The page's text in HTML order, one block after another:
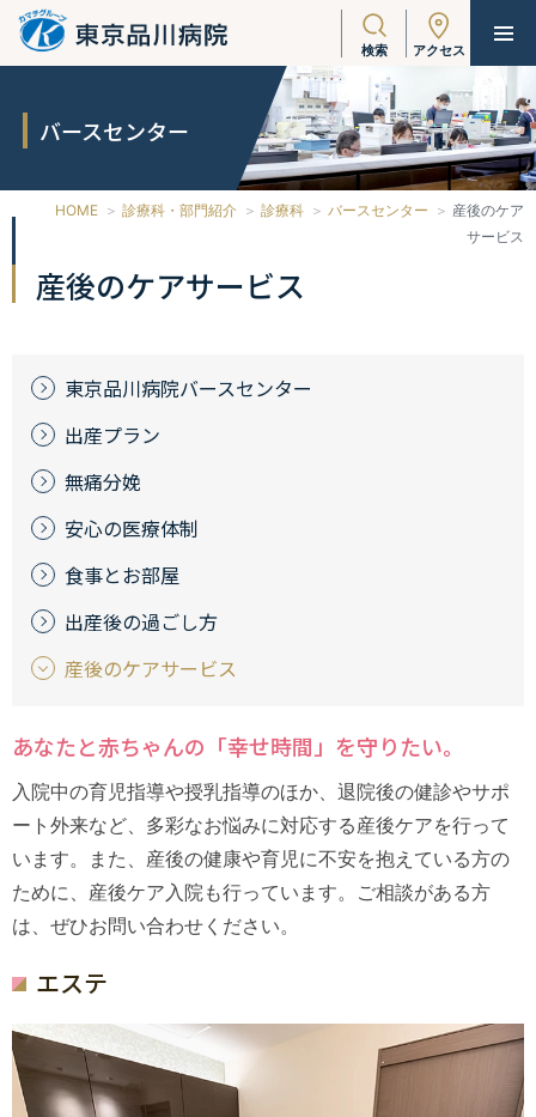
検索 アクセス
バースセンター
HOME 診療科・部門紹介 診療科 バースセンター
産後のケア
サービス
産後のケアサービス
東京品川病院バースセンター
出産プラン
無痛分娩
安心の医療体制
食事とお部屋
出産後の過ごし方
産後のケアサービス
あなたと赤ちゃんの「幸せ時間」を守りたい。
入院中の育児指導や授乳指導のほか、退院後の健診やサポ
ート外来など、多彩なお悩みに対応する産後ケアを行って
います。また、産後の健康や育児に不安を抱えている方の
ために、産後ケア入院も行っています。ご相談がある方
は、ぜひお問い合わせください。
エステ